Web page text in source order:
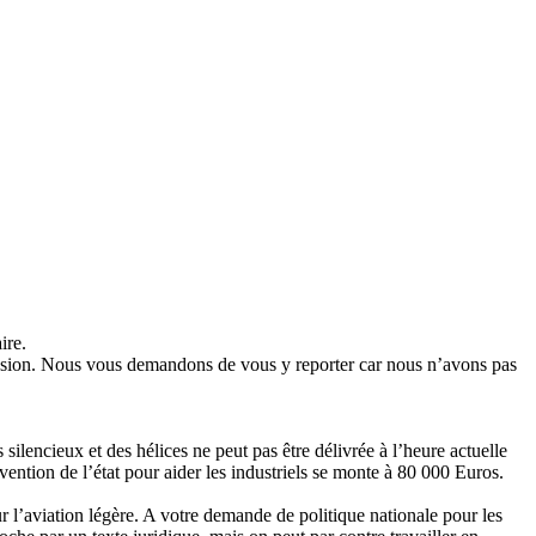
Nous vous demandons de vous y reporter car nous n’avons pas
et des hélices ne peut pas être délivrée à l’heure actuelle
de l’état pour aider les industriels se monte à 80 000 Euros.
l’aviation légère. A votre demande de politique nationale pour les